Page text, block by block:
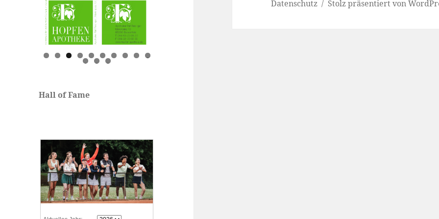
0
1 2 3
Hall of Fame
Datenschutz Stolz präsentiert von